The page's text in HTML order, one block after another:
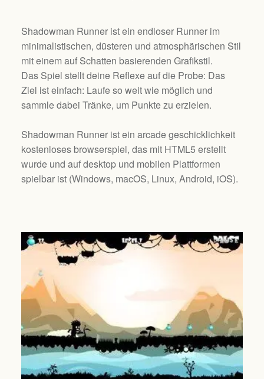
Shadowman Runner ist ein endloser Runner im
minimalistischen, düsteren und atmosphärischen Stil
mit einem auf Schatten basierenden Grafikstil.
Das Spiel stellt deine Reflexe auf die Probe: Das
Ziel ist einfach: Laufe so weit wie möglich und
sammle dabei Tränke, um Punkte zu erzielen.
Shadowman Runner ist ein arcade geschicklichkeit
kostenloses browserspiel, das mit HTML5 erstellt
wurde und auf desktop und mobilen Plattformen
spielbar ist (Windows, macOS, Linux, Android, iOS).